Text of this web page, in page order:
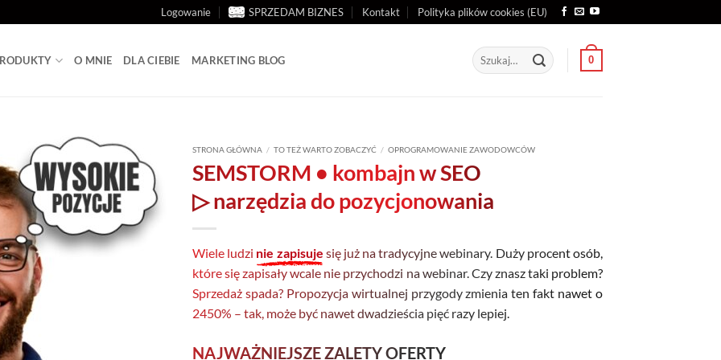
Logowanie SPRZEDAM BIZNES Kontakt Polityka plików cookies (EU)
O MNIE DLA CIEBIE MARKETING BLOG
Szukaj: 0
STRONA GŁÓWNA / TO TEŻ WARTO ZOBACZYĆ / OPROGRAMOWANIE ZAWODOWCÓW
SEMSTORM • kombajn w SEO
▷ narzędzia do pozycjonowania
Wiele ludzi nie zapisuje się już na tradycyjne webinary. Duży procent osób,
które się zapisały wcale nie przychodzi na webinar. Czy znasz taki problem?
Sprzedaż spada? Propozycja wirtualnej przygody zmienia ten fakt nawet o
2450% – tak, może być nawet dwadzieścia pięć razy lepiej.
NAJWAŻNIEJSZE ZALETY OFERTY